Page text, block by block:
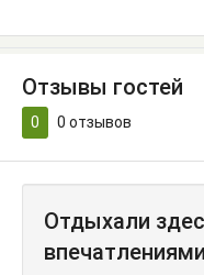
Отзывы гостей
0 0 отзывов
Отдыхали